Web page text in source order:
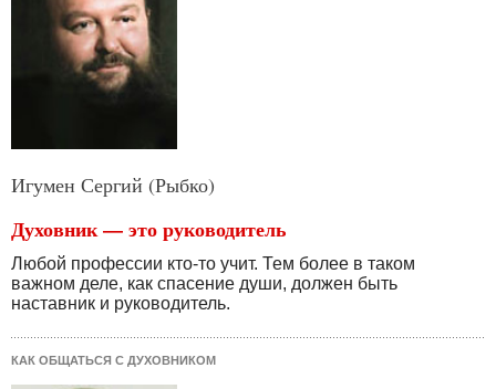
Игумен Сергий (Рыбко)
Духовник — это руководитель
Любой профессии кто-то учит. Тем более в таком
важном деле, как спасение души, должен быть
наставник и руководитель.
КАК ОБЩАТЬСЯ С ДУХОВНИКОМ